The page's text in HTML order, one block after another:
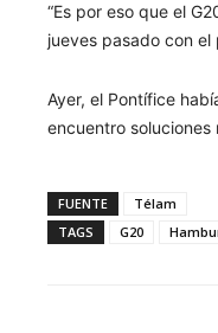
“Es por eso que el
jueves pasado con
Ayer, el Pontífice
encuentro soluciones
FUENTE
Télam
TAGS
G20